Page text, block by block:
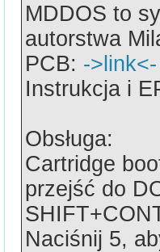
MDDOS to
autorstwa
PCB: ->link<-
Instrukcja i
Obsługa:
Cartridge
przejść do
Naciśnij 5,